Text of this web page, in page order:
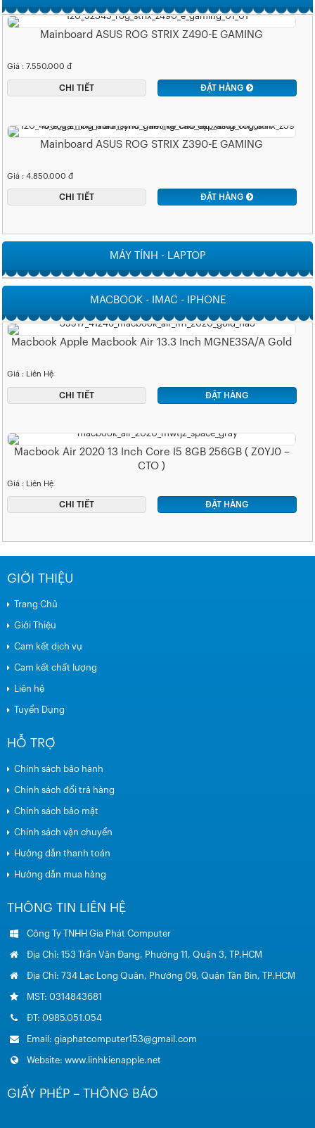
Mainboard ASUS ROG STRIX Z490-E GAMING
Giá : 7.550.000 đ
CHI TIẾT ĐẶT HÀNG
Mainboard ASUS ROG STRIX Z390-E GAMING
Giá : 4.850.000 đ
CHI TIẾT ĐẶT HÀNG
MÁY TÍNH - LAPTOP
MACBOOK - IMAC - IPHONE
Macbook Apple Macbook Air 13.3 Inch MGNE3SA/A Gold
Giá : Liên Hệ
CHI TIẾT ĐẶT HÀNG
Macbook Air 2020 13 Inch Core I5 8GB 256GB ( Z0YJ0 –
CTO )
Giá : Liên Hệ
CHI TIẾT ĐẶT HÀNG
GIỚI THIỆU
Trang Chủ
Giới Thiệu
Cam kết dịch vụ
Cam kết chất lượng
Liên hệ
Tuyển Dụng
HỖ TRỢ
Chính sách bảo hành
Chính sách đổi trả hàng
Chính sách bảo mật
Chính sách vận chuyển
Hướng dẫn thanh toán
Hướng dẫn mua hàng
THÔNG TIN LIÊN HỆ
Công Ty TNHH Gia Phát Computer
Địa Chỉ: 153 Trần Văn Đang, Phường 11, Quận 3, TP.HCM
Địa Chỉ: 734 Lạc Long Quân, Phường 09, Quận Tân Bin, TP.HCM
MST: 0314843681
ĐT: 0985.051.054
Email: giaphatcomputer153@gmail.com
Website: www.linhkienapple.net
GIẤY PHÉP – THÔNG BÁO